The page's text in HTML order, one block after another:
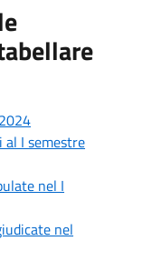
al I semestre
nel I
nel